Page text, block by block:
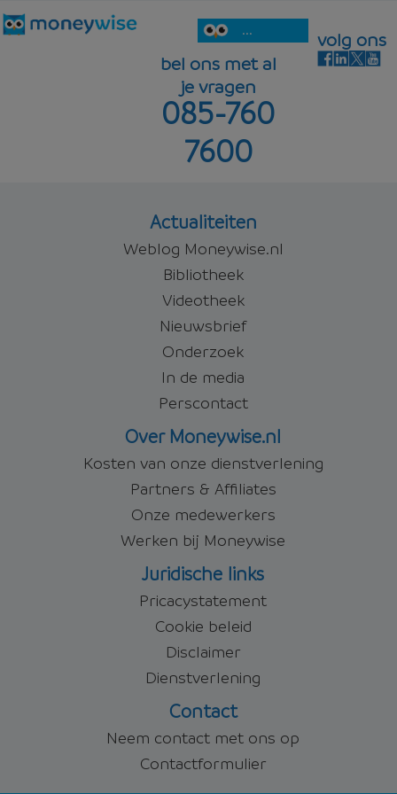
...
bel ons met al
je vragen
085-760
7600
volg ons
Actualiteiten
Weblog Moneywise.nl
Bibliotheek
Videotheek
Nieuwsbrief
Onderzoek
In de media
Perscontact
Over Moneywise.nl
Kosten van onze dienstverlening
Partners & Affiliates
Onze medewerkers
Werken bij Moneywise
Juridische links
Pricacystatement
Cookie beleid
Disclaimer
Dienstverlening
Contact
Neem contact met ons op
Contactformulier